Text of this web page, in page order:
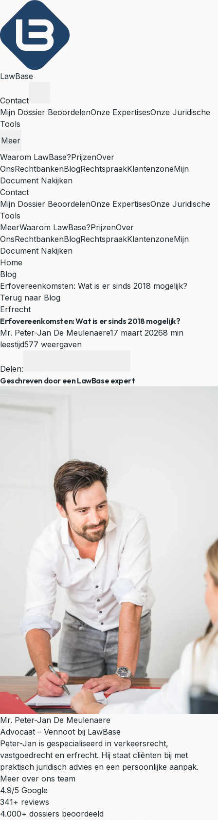
LawBase
Contact
Mijn Dossier BeoordelenOnze ExpertisesOnze Juridische
Tools
Meer
Waarom LawBase?PrijzenOver
OnsRechtbankenBlogRechtspraakKlantenzoneMijn
Document Nakijken
Contact
Mijn Dossier BeoordelenOnze ExpertisesOnze Juridische
Tools
MeerWaarom LawBase?PrijzenOver
OnsRechtbankenBlogRechtspraakKlantenzoneMijn
Document Nakijken
Home
Blog
Erfovereenkomsten: Wat is er sinds 2018 mogelijk?
Terug naar Blog
Erfrecht
Erfovereenkomsten: Wat is er sinds 2018 mogelijk?
Mr. Peter-Jan De Meulenaere17 maart 20268 min
leestijd577 weergaven
Delen:
Geschreven door een LawBase expert
Mr. Peter-Jan De Meulenaere
Advocaat – Vennoot bij LawBase
Peter-Jan is gespecialiseerd in verkeersrecht,
vastgoedrecht en erfrecht. Hij staat cliënten bij met
praktisch juridisch advies en een persoonlijke aanpak.
Meer over ons team
4.9/5 Google
341+ reviews
4.000+ dossiers beoordeeld